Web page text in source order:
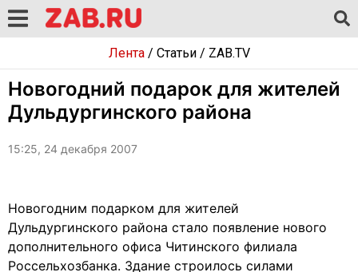
Лента/ Статьи/ ZAB.TV
Новогодний подарок для жителей
Дульдургинского района
15:25, 24 декабря 2007
Новогодним подарком для жителей
Дульдургинского района стало появление нового
дополнительного офиса Читинского филиала
Россельхозбанка. Здание строилось силами